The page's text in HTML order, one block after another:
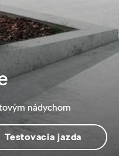
nádychom
Testovacia jazda